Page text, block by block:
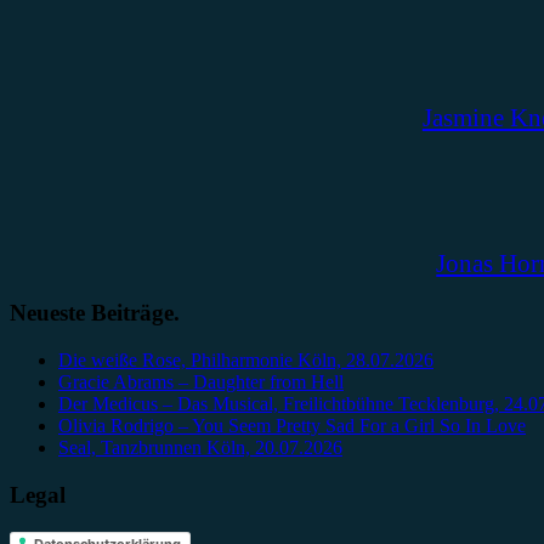
Jasmine
Jonas
Neueste Beiträge.
Die weiße Rose, Philharmonie Köln, 28.07.2026
Gracie Abrams – Daughter from Hell
Der Medicus – Das Musical, Freilichtbühne Tecklenburg,
Olivia Rodrigo – You Seem Pretty Sad For a Girl So In Love
Seal, Tanzbrunnen Köln, 20.07.2026
Legal